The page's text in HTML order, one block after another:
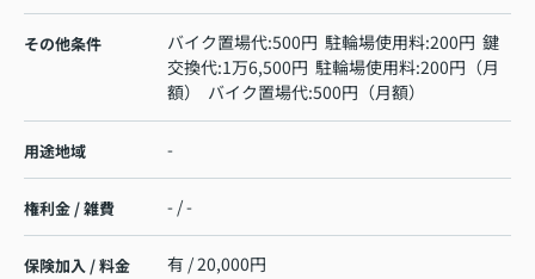
その他条件
バイク置場代:500円 駐輪場使用料:200円 鍵
交換代:1万6,500円 駐輪場使用料:200円（月
額） バイク置場代:500円（月額）
用途地域 -
権利金 / 雑費 - / -
保険加入 / 料金 有 / 20,000円